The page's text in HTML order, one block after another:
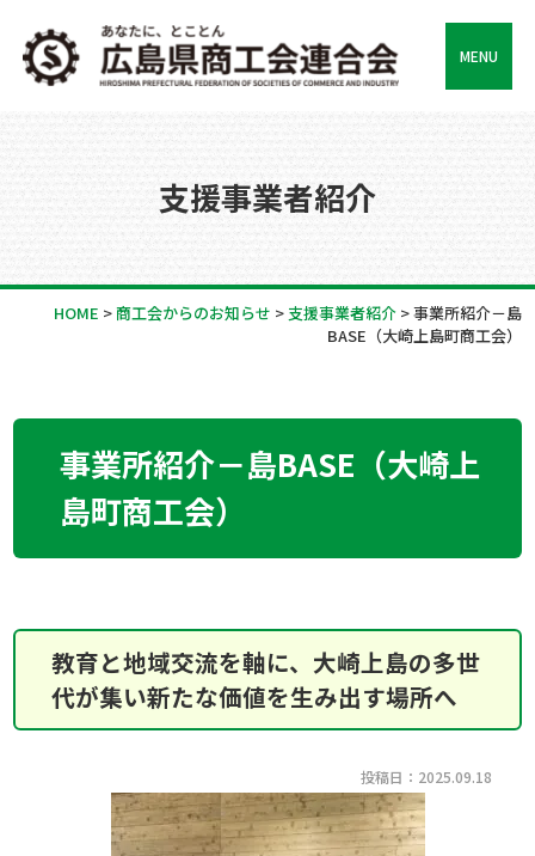
MENU
支援事業者紹介
HOME >商工会からのお知らせ > 支援事業者紹介>事業所紹介－島
BASE（大崎上島町商工会）
事業所紹介－島BASE（大崎上
島町商工会）
教育と地域交流を軸に、大崎上島の多世
代が集い新たな価値を生み出す場所へ
投稿日：2025.09.18